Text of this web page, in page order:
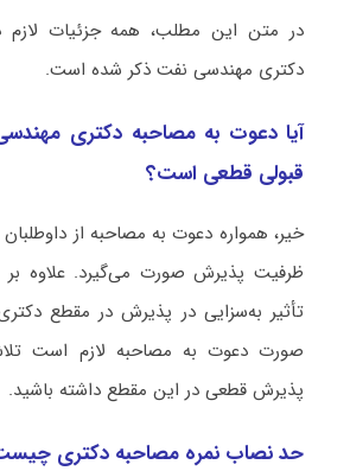
در متن این مطلب، همه جزئیات
دکتری مهندسی نفت ذکر شده است.
آیا دعوت به مصاحبه دکتری
قبولی قطعی است؟
خیر، همواره دعوت به مصاحبه از
ظرفیت پذیرش صورت می‌گیرد. علاوه بر
تأثیر به‌سزایی در پذیرش در مقطع دکتری
صورت دعوت به مصاحبه لازم است
پذیرش قطعی در این مقطع داشته باشید.
حد نصاب نمره مصاحبه دکتری